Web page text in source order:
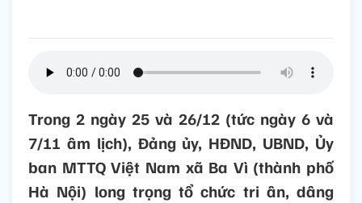
Trong 2 ngày 25 và 26/12 (tức ngày 6 và
7/11 âm lịch), Đảng ủy, HĐND, UBND, Ủy
ban MTTQ Việt Nam xã Ba Vì (thành phố
Hà Nội) long trọng tổ chức tri ân, dâng